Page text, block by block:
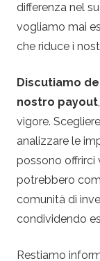
differenza nel
vogliamo mai
che riduce i
Discutiamo
nostro payout
vigore.
analizzare le
possono offrirci
potrebbero
comunità di
condividendo
Restiamo